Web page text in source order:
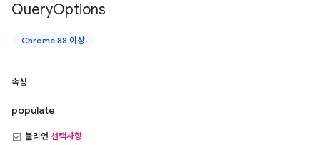
QueryOptions
Chrome 88 이상
속성
populate
불리언 선택사항